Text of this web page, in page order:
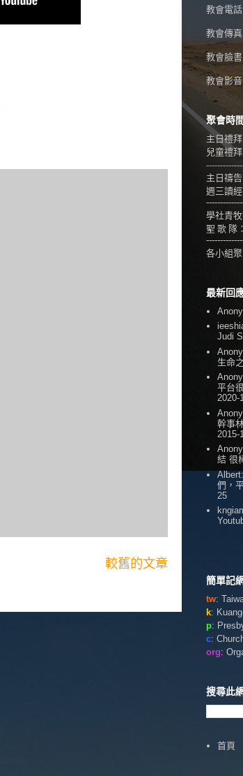
較舊的文章
教會電
教會傳
教會臉書
教會影
聚會時
主日禮
兒童禮
主日禱
週三讀
學社青
聖 歌 隊：
各小組
最新回
Judi S
生命
平台
2020-
幹事
2015-
結 很
們，
25
簡單記
tw:
k:
p:
c:
org:
搜尋此
首頁